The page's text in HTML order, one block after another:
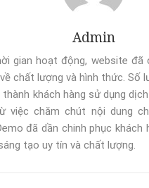
Admin
gian hoạt động, website đã
chất lượng và hình thức. Số
khách hàng sử dụng
việc chăm chút nội dung
đã dần chinh phục khách
tạo uy tín và chất lượng.